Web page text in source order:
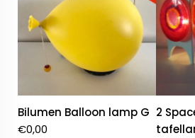
Bilumen Balloon lamp G
€0,00
2